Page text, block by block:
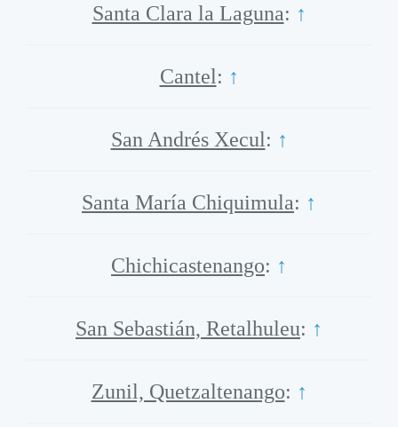
Santa Clara la Laguna: ↑
Cantel: ↑
San Andrés Xecul: ↑
Santa María Chiquimula: ↑
Chichicastenango: ↑
San Sebastián, Retalhuleu: ↑
Zunil, Quetzaltenango: ↑